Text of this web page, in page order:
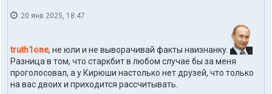
20 янв 2025, 18:47
truth1one, не юли и не выворачивай факты наизнанку.
Разница в том, что старкбит в любом случае бы за меня
проголосовал, а у Кирюши настолько нет друзей, что только
на вас двоих и приходится рассчитывать.